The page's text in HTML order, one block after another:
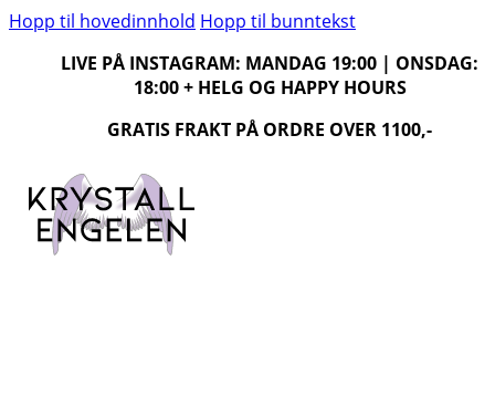
Hopp til hovedinnhold Hopp til bunntekst
LIVE PÅ INSTAGRAM: MANDAG 19:00 | ONSDAG:
18:00 + HELG OG HAPPY HOURS
GRATIS FRAKT PÅ ORDRE OVER 1100,-